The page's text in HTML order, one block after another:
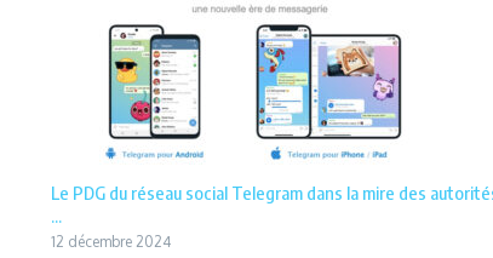
Le PDG du réseau social Telegram dans la mire des
...
12 décembre 2024